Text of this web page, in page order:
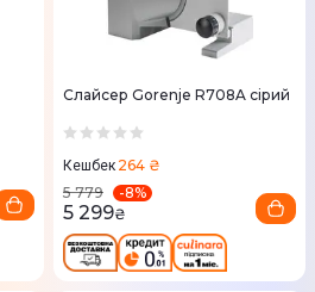
Слайсер Gorenje R708A сірий
Кешбек 264 ₴
5 779
-8%
5 299₴